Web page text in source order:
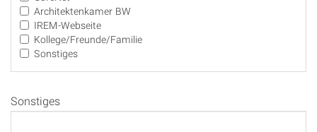
Architektenkamer BW
IREM-Webseite
Kollege/Freunde/Familie
Sonstiges
Sonstiges